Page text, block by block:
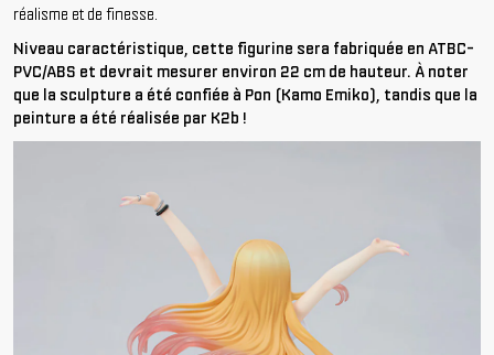
réalisme et de finesse.
Niveau caractéristique, cette figurine sera fabriquée en ATBC-
PVC/ABS et devrait mesurer environ 22 cm de hauteur. À noter
que la sculpture a été confiée à Pon (Kamo Emiko), tandis que la
peinture a été réalisée par K2b !